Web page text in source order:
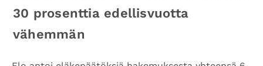
30 prosenttia edellisvuotta
vähemmän